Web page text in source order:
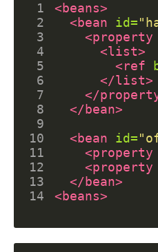
1
<beans>
2
<bean id=
3
<property
4
<list>
5
<ref
6
</list>
7
</
8
</bean>
9
10
<bean id=
11
<property
12
<property
13
</bean>
14
<beans>